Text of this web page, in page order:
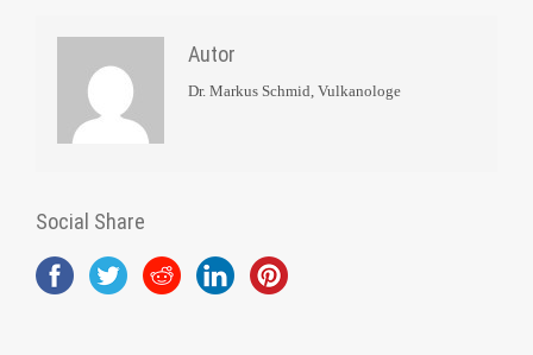
Autor
Dr. Markus Schmid, Vulkanologe
Social Share